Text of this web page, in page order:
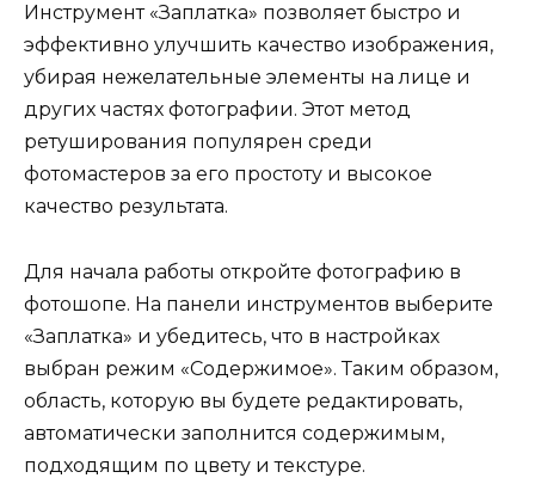
Инструмент «Заплатка» позволяет быстро и
эффективно улучшить качество изображения,
убирая нежелательные элементы на лице и
других частях фотографии. Этот метод
ретуширования популярен среди
фотомастеров за его простоту и высокое
качество результата.
Для начала работы откройте фотографию в
фотошопе. На панели инструментов выберите
«Заплатка» и убедитесь, что в настройках
выбран режим «Содержимое». Таким образом,
область, которую вы будете редактировать,
автоматически заполнится содержимым,
подходящим по цвету и текстуре.